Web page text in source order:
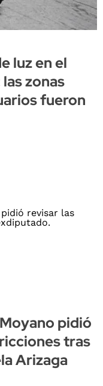
luz en el
zonas
fueron
pidió
tras
Arizaga